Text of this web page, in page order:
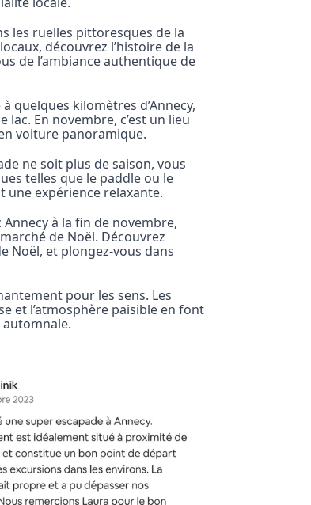
les ruelles pittoresques de la
découvrez l’histoire de la
de l’ambiance authentique de
quelques kilomètres d’Annecy,
En novembre, c’est un lieu
voiture panoramique.
ne soit plus de saison, vous
telles que le paddle ou le
une expérience relaxante.
Annecy à la fin de novembre,
de Noël. Découvrez
Noël, et plongez-vous dans
pour les sens. Les
et l’atmosphère paisible en font